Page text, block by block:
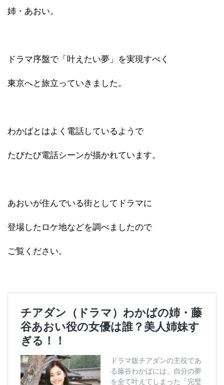
姉・あおい。
ドラマ序盤で「叶えたい夢」を実現すべく
東京へと旅立っていきました。
わかばとはよく電話しているようで
たびたび電話シーンが描かれています。
あおいが住んでいる街としてドラマに
登場したロケ地などを調べましたので
ご覧ください。